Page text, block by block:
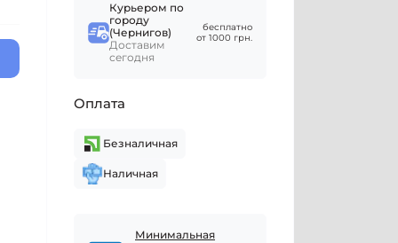
Курьером по
городу
(Чернигов)
Доставим
сегодня
бесплатно
от 1000 грн.
Оплата
Безналичная
Наличная
Минимальная